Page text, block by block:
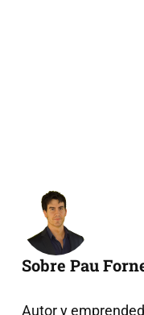
Sobre Pau
Autor y